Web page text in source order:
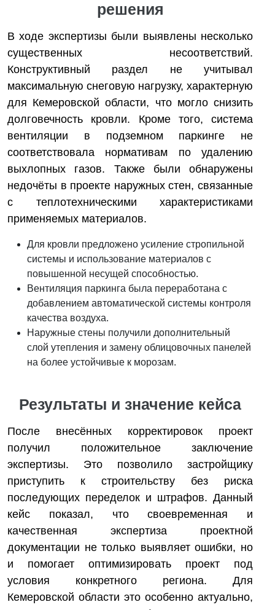
решения
В ходе экспертизы были выявлены несколько
существенных несоответствий.
Конструктивный раздел не учитывал
максимальную снеговую нагрузку, характерную
для Кемеровской области, что могло снизить
долговечность кровли. Кроме того, система
вентиляции в подземном паркинге не
соответствовала нормативам по удалению
выхлопных газов. Также были обнаружены
недочёты в проекте наружных стен, связанные
с теплотехническими характеристиками
применяемых материалов.
Для кровли предложено усиление стропильной
системы и использование материалов с
повышенной несущей способностью.
Вентиляция паркинга была переработана с
добавлением автоматической системы контроля
качества воздуха.
Наружные стены получили дополнительный
слой утепления и замену облицовочных панелей
на более устойчивые к морозам.
Результаты и значение кейса
После внесённых корректировок проект
получил положительное заключение
экспертизы. Это позволило застройщику
приступить к строительству без риска
последующих переделок и штрафов. Данный
кейс показал, что своевременная и
качественная экспертиза проектной
документации не только выявляет ошибки, но
и помогает оптимизировать проект под
условия конкретного региона. Для
Кемеровской области это особенно актуально,